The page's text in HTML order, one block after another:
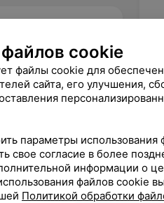
cookie
файлы cookie для
сайта, его улучшения,
параметры использования
свое согласие в более
информации о
файлов cookie
Политикой обработки